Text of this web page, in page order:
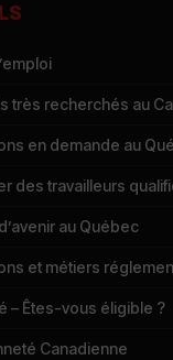
très recherchés au
en demande au
des travailleurs
au Québec
et métiers
– Êtes-vous éligible ?
Canadienne